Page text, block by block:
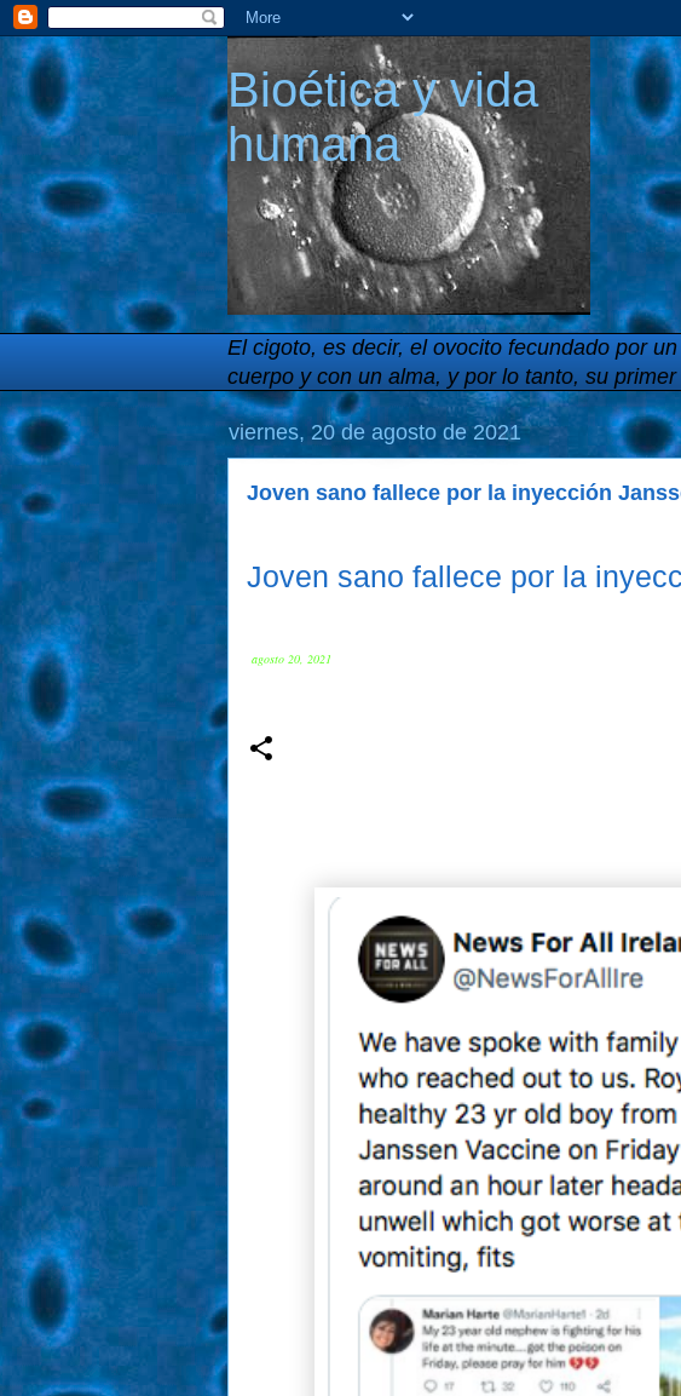
Bioética y vida
humana
El cigoto, es decir, el ovocito fecundado por
cuerpo y con un alma, y por lo tanto, su
viernes, 20 de agosto de 2021
Joven sano fallece por la inyección
Joven sano fallece por la
agosto 20, 2021